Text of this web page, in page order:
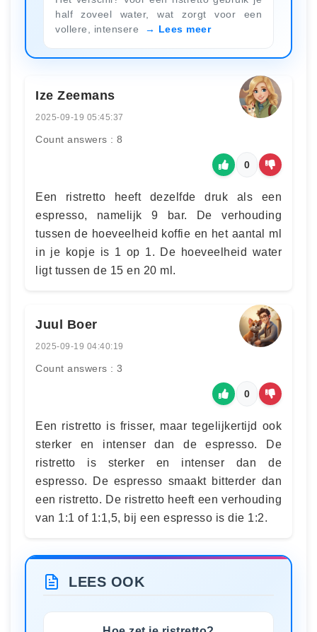
half zoveel water, wat zorgt voor een
vollere, intensere
Lees meer
Ize Zeemans
2025-09-19 05:45:37
Count answers : 8
0
Een ristretto heeft dezelfde druk als een
espresso, namelijk 9 bar. De verhouding
tussen de hoeveelheid koffie en het aantal ml
in je kopje is 1 op 1. De hoeveelheid water
ligt tussen de 15 en 20 ml.
Juul Boer
2025-09-19 04:40:19
Count answers : 3
0
Een ristretto is frisser, maar tegelijkertijd ook
sterker en intenser dan de espresso. De
ristretto is sterker en intenser dan de
espresso. De espresso smaakt bitterder dan
een ristretto. De ristretto heeft een verhouding
van 1:1 of 1:1,5, bij een espresso is die 1:2.
LEES OOK